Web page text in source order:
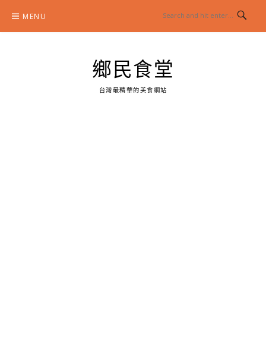
content
MENU
鄉民食堂
台灣最精華的美食網站